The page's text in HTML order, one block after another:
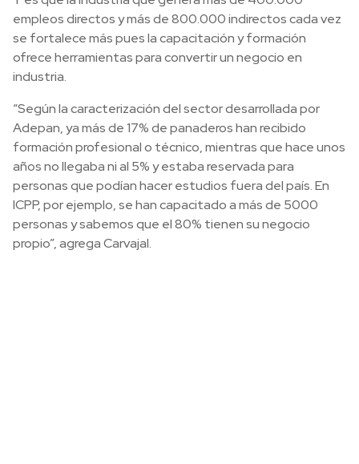
empleos directos y más de 800.000 indirectos cada vez
se fortalece más pues la capacitación y formación
ofrece herramientas para convertir un negocio en
industria.
“Según la caracterización del sector desarrollada por
Adepan, ya más de 17% de panaderos han recibido
formación profesional o técnico, mientras que hace unos
años no llegaba ni al 5% y estaba reservada para
personas que podían hacer estudios fuera del país. En
ICPP, por ejemplo, se han capacitado a más de 5000
personas y sabemos que el 80% tienen su negocio
propio”, agrega Carvajal.